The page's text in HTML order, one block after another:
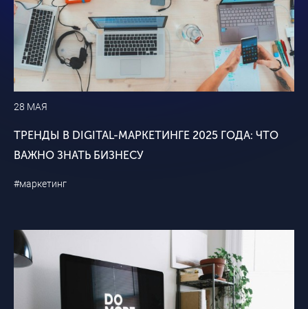
28 МАЯ
ТРЕНДЫ В DIGITAL-МАРКЕТИНГЕ 2025 ГОДА: ЧТО
ВАЖНО ЗНАТЬ БИЗНЕСУ
#маркетинг